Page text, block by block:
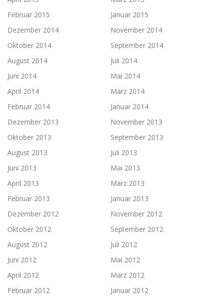
Februar 2015
Januar 2015
Dezember 2014
November 2014
Oktober 2014
September 2014
August 2014
Juli 2014
Juni 2014
Mai 2014
April 2014
März 2014
Februar 2014
Januar 2014
Dezember 2013
November 2013
Oktober 2013
September 2013
August 2013
Juli 2013
Juni 2013
Mai 2013
April 2013
März 2013
Februar 2013
Januar 2013
Dezember 2012
November 2012
Oktober 2012
September 2012
August 2012
Juli 2012
Juni 2012
Mai 2012
April 2012
März 2012
Februar 2012
Januar 2012